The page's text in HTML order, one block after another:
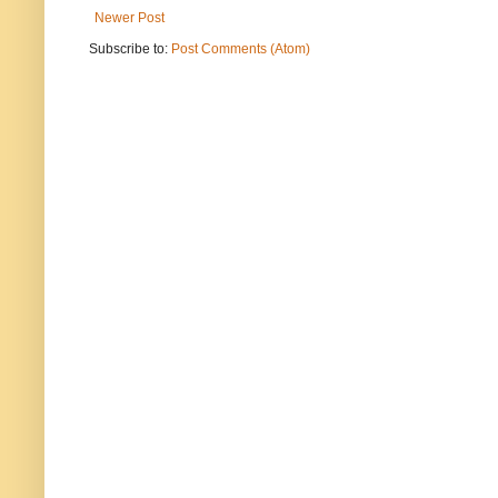
Newer Post
Subscribe to: Post Comments (Atom)